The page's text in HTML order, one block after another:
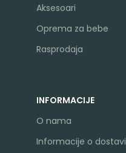
Aksesoari
Oprema za bebe
Rasprodaja
INFORMACIJE
O nama
Informacije o dostavi